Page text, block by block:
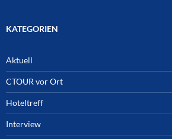
KATEGORIEN
Aktuell
CTOUR vor Ort
Hoteltreff
Interview